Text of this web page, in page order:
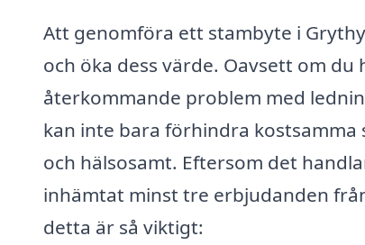
Att genomföra ett stambyte i
och öka dess värde. Oavsett om
återkommande problem med
kan inte bara förhindra
och hälsosamt. Eftersom det
inhämtat minst tre erbjudanden
detta är så viktigt: